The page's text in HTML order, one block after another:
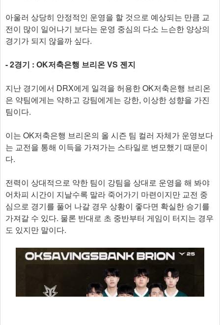
아울러 상당히 안정적인 운영을 할 것으로 예상되는 만큼 교
전이 많이 일어나기 보다는 운영 중심의 다소 느슨한 양상의
경기가 되지 않을까 싶다.
- 2경기 : OK저축은행 브리온 VS 젠지
지난 경기에서 DRX에게 일격을 허용한 OK저축은행 브리온
은 약팀에게는 약하고 강팀에게는 강한, 이상한 성향을 가진
팀이다.
이는 OK저축은행 브리온의 올 시즌 팀 컬러 자체가 운영보다
는 교전을 통해 이득을 가져가는 스타일로 변모했기 때문이
다.
전력이 상대적으로 약한 팀이 강팀을 상대로 운영을 해 봐야
어차피 시간이 지날수록 말라 죽어가기 마련이지만 교전 중
심으로 경기를 풀어 나갈 경우 상황이 좋다면 확실한 승기를
가져갈 수 있다. 물론 반대로 초 중반부터 게임이 터지는 경우
도 있지만 말이다.